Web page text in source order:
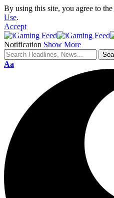
By using this site, you agree to the
Use.
Accept
Notification Show More
Aa